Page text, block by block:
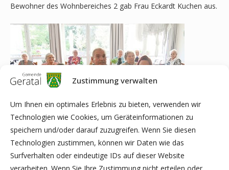
Zustimmung verwalten
Um Ihnen ein optimales Erlebnis zu bieten, verwenden wir
Technologien wie Cookies, um Geräteinformationen zu
speichern und/oder darauf zuzugreifen. Wenn Sie diesen
Technologien zustimmen, können wir Daten wie das
Surfverhalten oder eindeutige IDs auf dieser Website
Bewohner des Wohnbereiches 2 gab Frau Eckardt Kuchen aus.